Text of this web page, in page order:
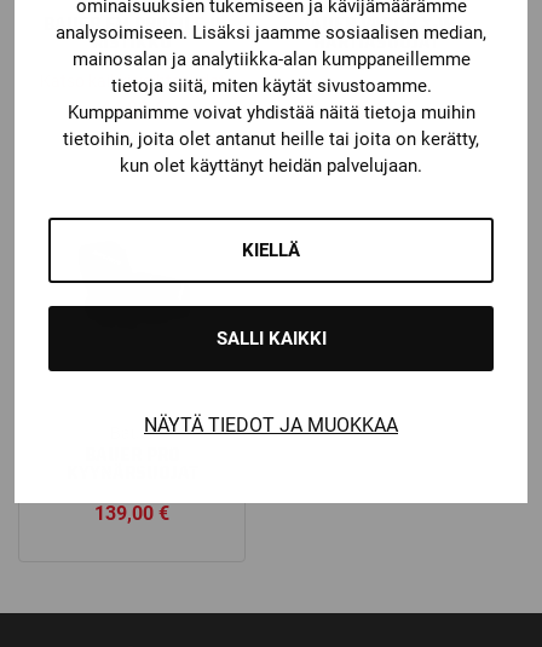
ominaisuuksien tukemiseen ja kävijämäärämme
analysoimiseen. Lisäksi jaamme sosiaalisen median,
mainosalan ja analytiikka-alan kumppaneillemme
tietoja siitä, miten käytät sivustoamme.
Kumppanimme voivat yhdistää näitä tietoja muihin
tietoihin, joita olet antanut heille tai joita on kerätty,
kun olet käyttänyt heidän palvelujaan.
KIELLÄ
SALLI KAIKKI
NÄYTÄ TIEDOT JA MUOKKAA
BAUER FM PROFILE II
RISTIKKO
Katso kaikki vaihtoehdot
44,90€
BAUER VAPOR X-W
HARTIASUOJAT
129,00€
Bauer
139,00€